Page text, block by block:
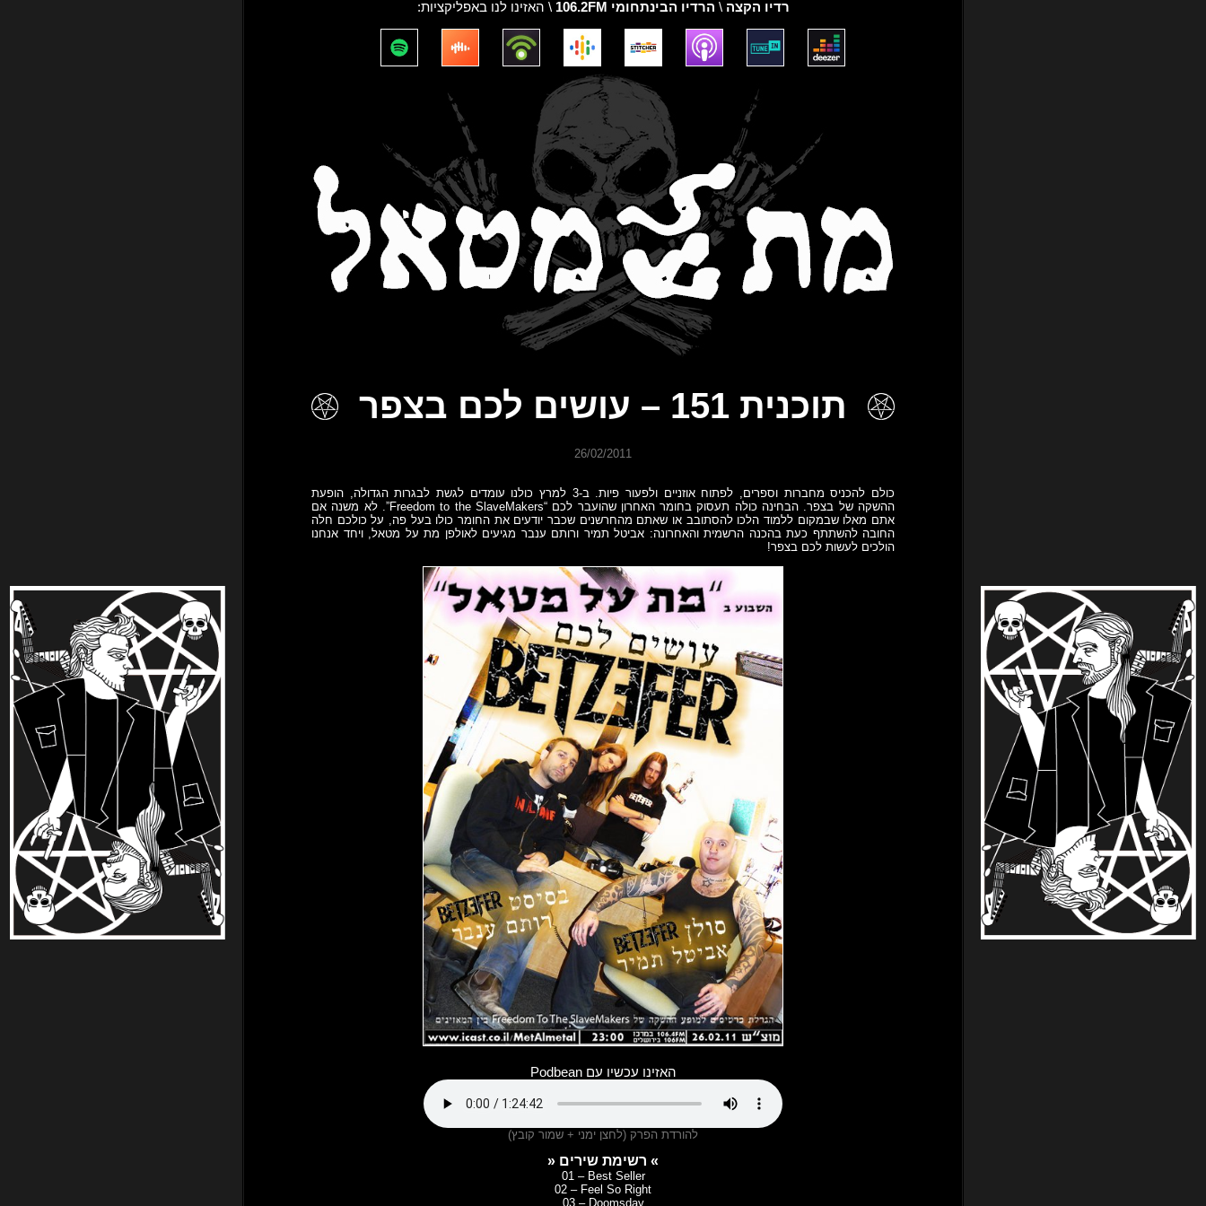
רדיו הקצה \ הרדיו הבינתחומי 106.2FM \ האזינו לנו באפליקציות:
תוכנית 151 – עושים לכם בצפר
26/02/2011
כולם להכניס מחברות וספרים, לפתוח אוזניים ולפעור פיות. ב-3 למרץ כולנו עומדים לגשת לבגרות הגדולה, הופעת
ההשקה של בצפר. הבחינה כולה תעסוק בחומר האחרון שהועבר לכם “Freedom to the SlaveMakers”. לא משנה אם
אתם מאלו שבמקום ללמוד הלכו להסתובב או שאתם מהחרשנים שכבר יודעים את החומר כולו בעל פה, על כולכם חלה
החובה להשתתף כעת בהכנה הרשמית והאחרונה: אביטל תמיר ורותם ענבר מגיעים לאולפן מת על מטאל, ויחד אנחנו
הולכים לעשות לכם בצפר!
האזינו עכשיו עם Podbean
להורדת הפרק (לחצן ימני + שמור קובץ)
» רשימת שירים «
01 – Best Seller
02 – Feel So Right
03 – Doomsday